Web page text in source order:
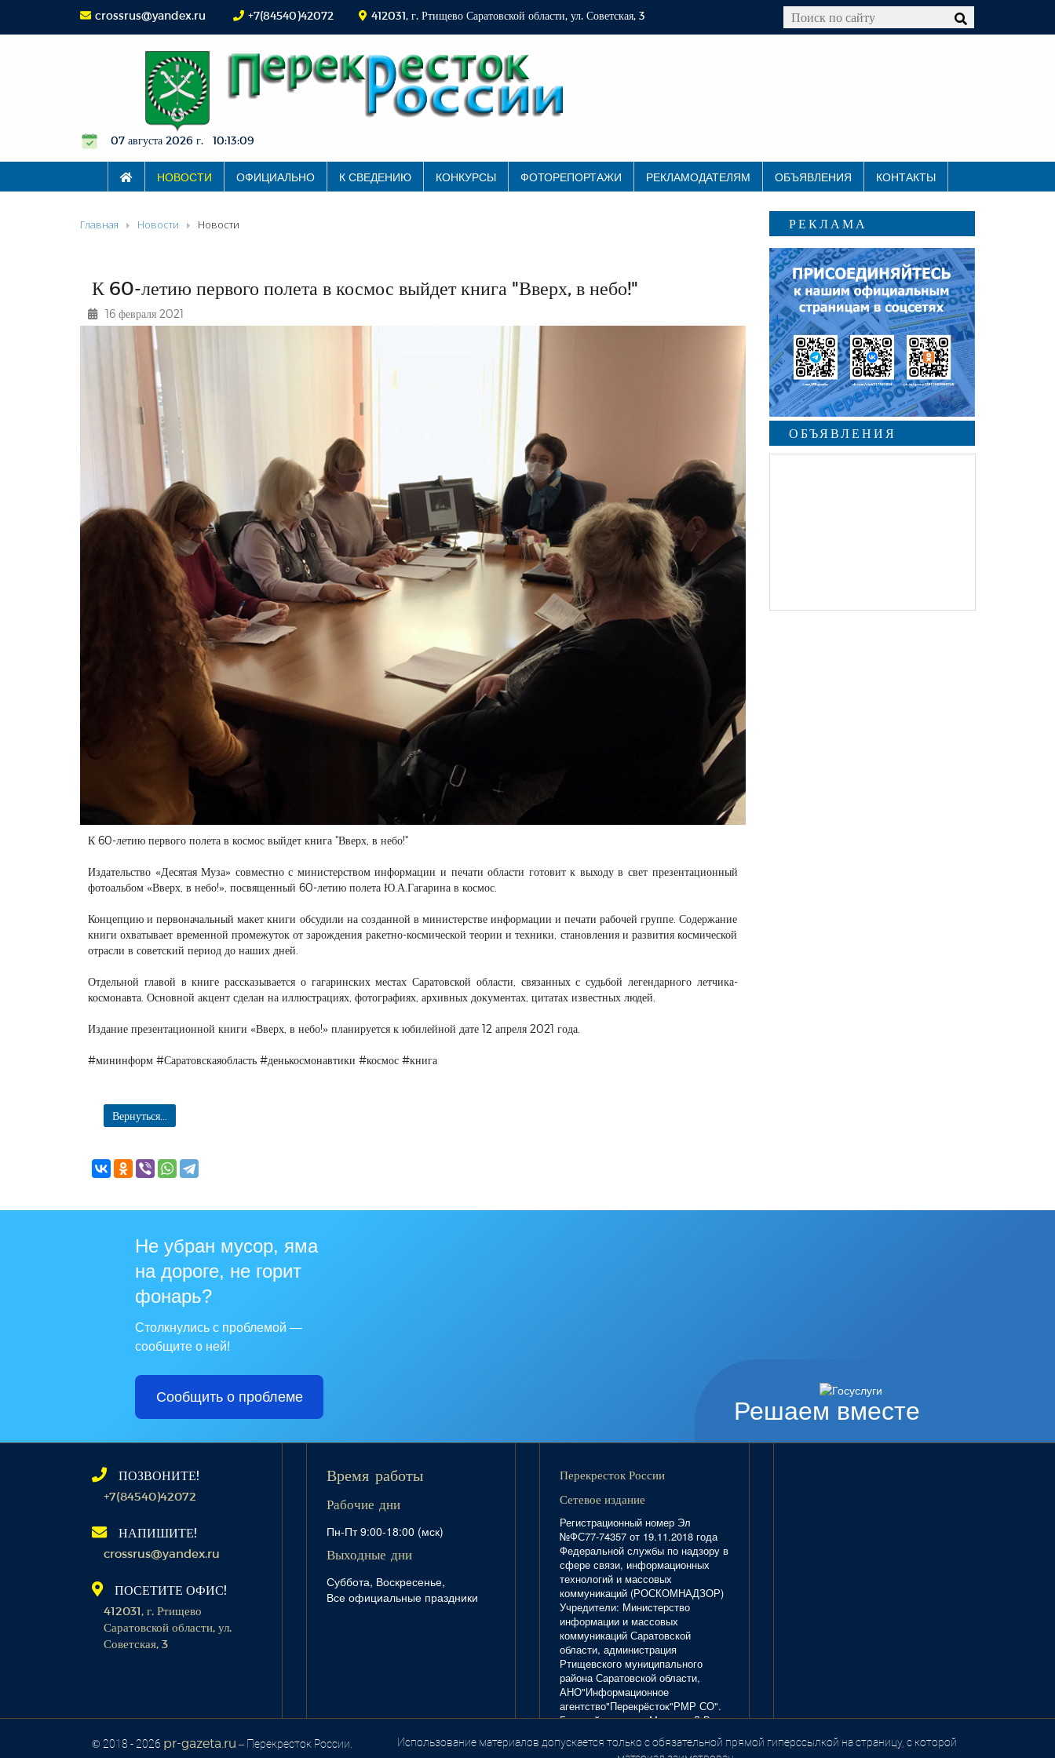
crossrus@yandex.ru +7(84540)42072 412031, г. Ртищево Саратовской области, ул. Советская, 3
07 августа 2026 г. 10:13:10
НОВОСТИ ОФИЦИАЛЬНО К СВЕДЕНИЮ КОНКУРСЫ ФОТОРЕПОРТАЖИ РЕКЛАМОДАТЕЛЯМ ОБЪЯВЛЕНИЯ КОНТАКТЫ
Главная Новости Новости
К 60-летию первого полета в космос выйдет книга "Вверх, в небо!"
16 февраля 2021
К 60-летию первого полета в космос выйдет книга "Вверх, в небо!"
Издательство «Десятая Муза» совместно с министерством информации и печати области готовит к выходу в свет презентационный
фотоальбом «Вверх, в небо!», посвященный 60-летию полета Ю.А.Гагарина в космос.
Концепцию и первоначальный макет книги обсудили на созданной в министерстве информации и печати рабочей группе. Содержание
книги охватывает временной промежуток от зарождения ракетно-космической теории и техники, становления и развития космической
отрасли в советский период до наших дней.
Отдельной главой в книге рассказывается о гагаринских местах Саратовской области, связанных с судьбой легендарного летчика-
космонавта. Основной акцент сделан на иллюстрациях, фотографиях, архивных документах, цитатах известных людей.
Издание презентационной книги «Вверх, в небо!» планируется к юбилейной дате 12 апреля 2021 года.
#мининформ #Саратовскаяобласть #денькосмонавтики #космос #книга
Вернуться...
РЕКЛАМА
ОБЪЯВЛЕНИЯ
Решаем вместе
Не убран мусор, яма
на дороге, не горит
фонарь?
Столкнулись с проблемой —
сообщите о ней!
Сообщить о проблеме
ПОЗВОНИТЕ!
+7(84540)42072
НАПИШИТЕ!
crossrus@yandex.ru
ПОСЕТИТЕ ОФИС!
412031, г. Ртищево
Саратовской области, ул.
Советская, 3
Время работы
Рабочие дни
Пн-Пт 9:00-18:00 (мск)
Выходные дни
Суббота, Воскресенье,
Все официальные праздники
Перекресток России
Сетевое издание
Регистрационный номер Эл
№ФС77-74357 от 19.11.2018 года
Федеральной службы по надзору в
сфере связи, информационных
технологий и массовых
коммуникаций (РОСКОМНАДЗОР)
Учредители: Министерство
информации и массовых
коммуникаций Саратовской
области, администрация
Ртищевского муниципального
района Саратовской области,
АНО"Информационное
агентство"Перекрёсток"РМР СО".
Главный редактор Маркова Л.В.
Тел. 8(84540)4-20-72; отдел
рекламы - 4-29-10.
© 2018 - 2026 pr-gazeta.ru – Перекресток России.
Использование материалов допускается только с обязательной прямой гиперссылкой на страницу, с которой